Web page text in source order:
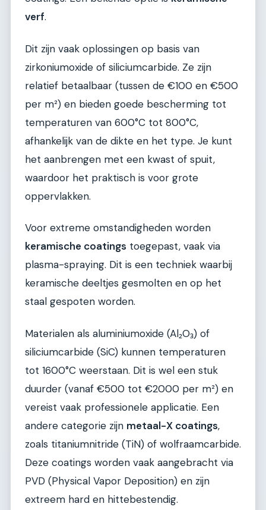
verf.
Dit zijn vaak oplossingen op basis van
zirkoniumoxide of siliciumcarbide. Ze zijn
relatief betaalbaar (tussen de €100 en €500
per m²) en bieden goede bescherming tot
temperaturen van 600°C tot 800°C,
afhankelijk van de dikte en het type. Je kunt
het aanbrengen met een kwast of spuit,
waardoor het praktisch is voor grote
oppervlakken.
Voor extreme omstandigheden worden
keramische coatings toegepast, vaak via
plasma-spraying. Dit is een techniek waarbij
keramische deeltjes gesmolten en op het
staal gespoten worden.
Materialen als aluminiumoxide (Al₂O₃) of
siliciumcarbide (SiC) kunnen temperaturen
tot 1600°C weerstaan. Dit is wel een stuk
duurder (vanaf €500 tot €2000 per m²) en
vereist vaak professionele applicatie. Een
andere categorie zijn metaal-X coatings,
zoals titaniumnitride (TiN) of wolfraamcarbide.
Deze coatings worden vaak aangebracht via
PVD (Physical Vapor Deposition) en zijn
extreem hard en hittebestendig.